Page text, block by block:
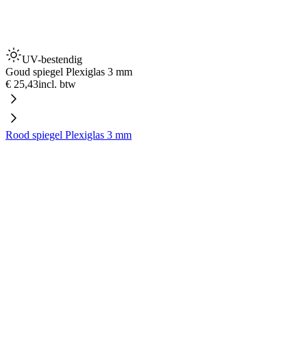
UV-bestendig
Goud spiegel Plexiglas 3 mm
€ 25,43incl. btw
Rood spiegel Plexiglas 3 mm